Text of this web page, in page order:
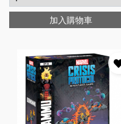
加入購物車